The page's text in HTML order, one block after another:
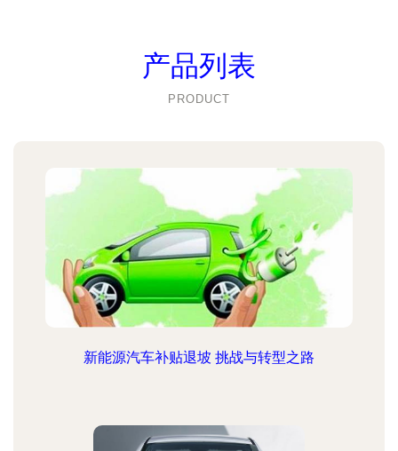
产品列表
PRODUCT
新能源汽车补贴退坡 挑战与转型之路